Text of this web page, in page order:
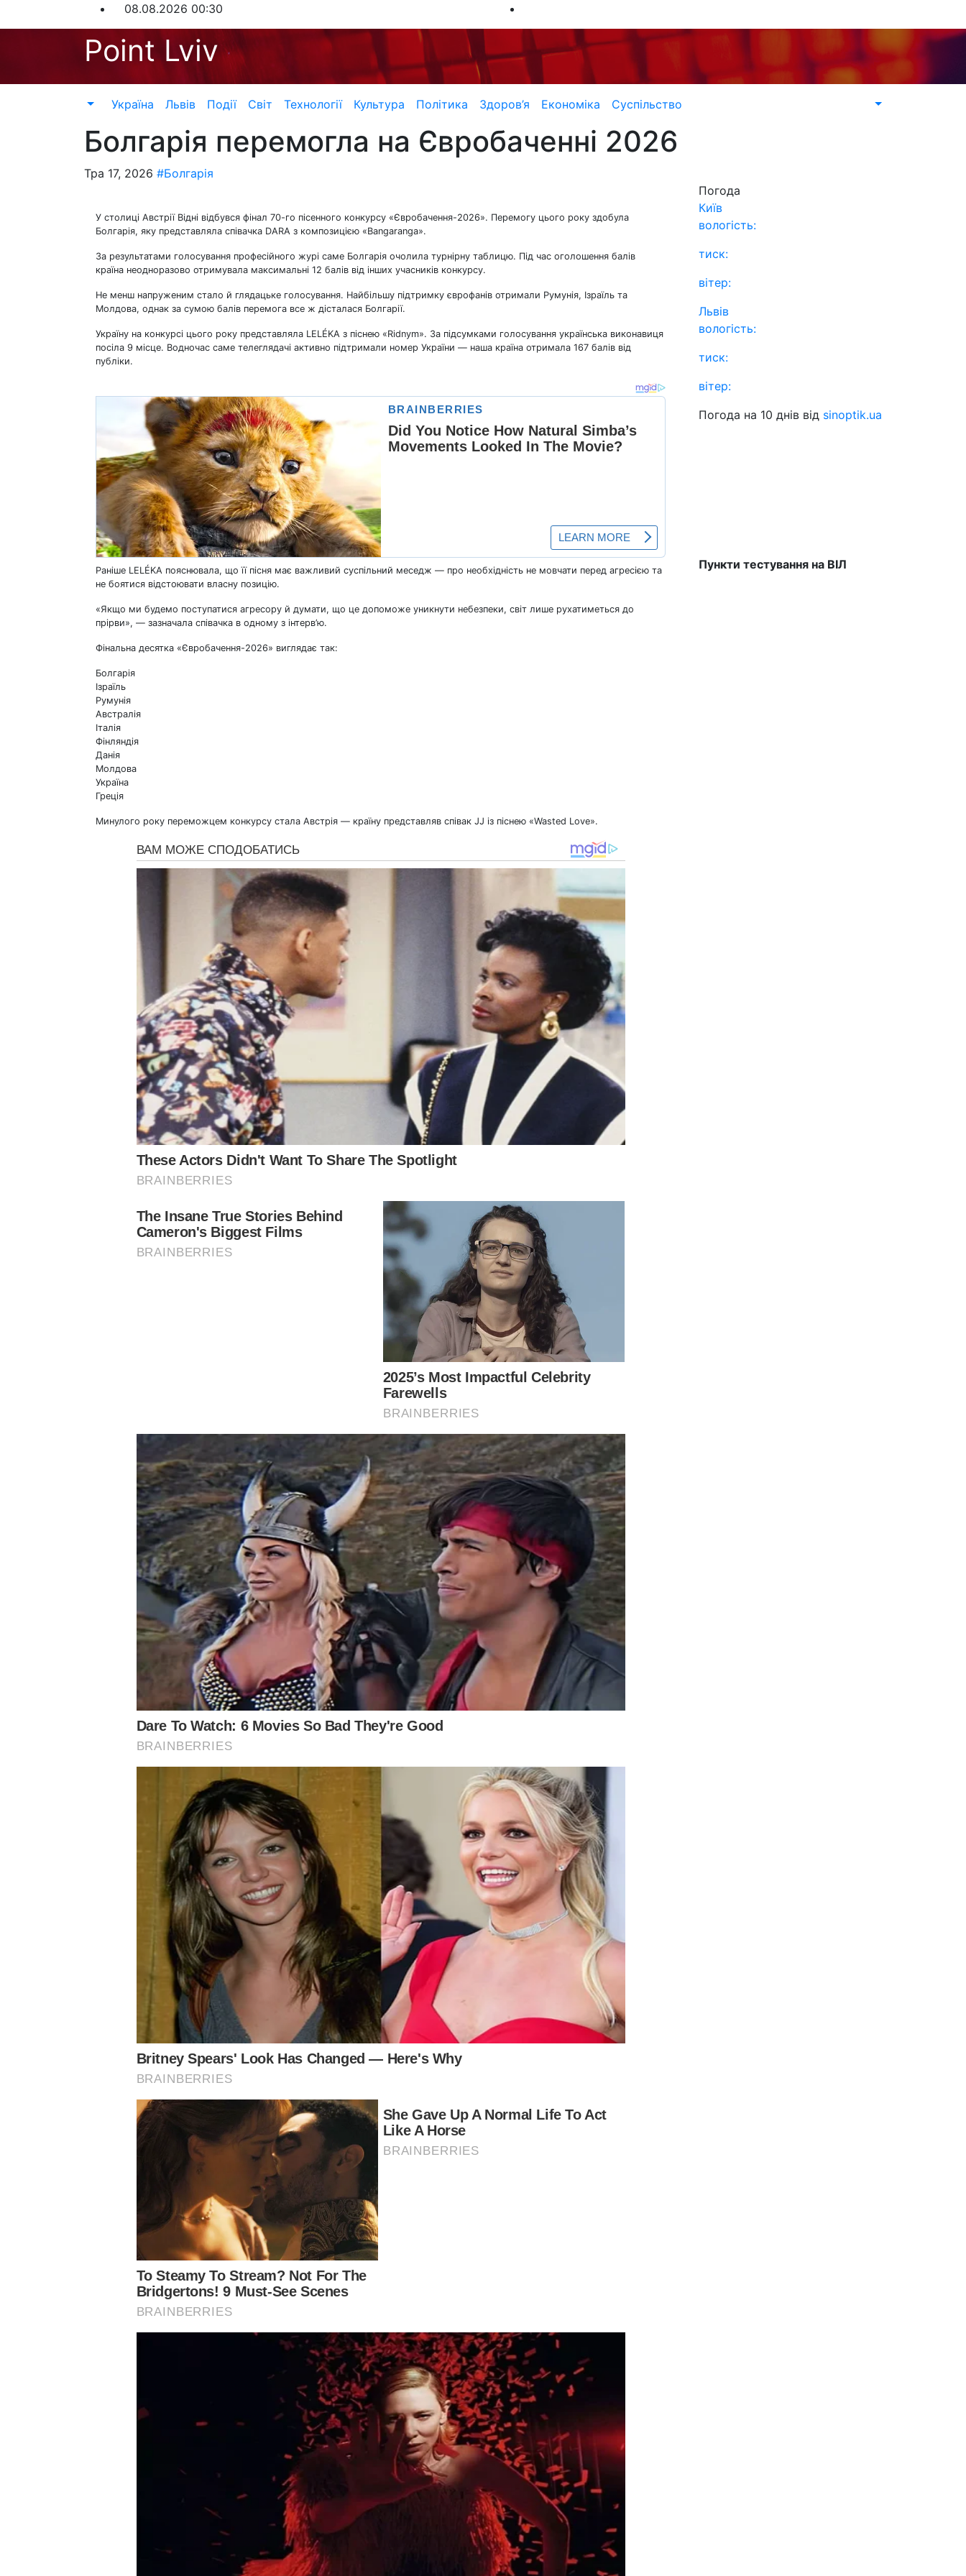
до
08.08.2026 00:30
Point Lviv
Україна Львів Події Світ Технології Культура Політика Здоров’я Економіка Суспільство
Болгарія перемогла на Євробаченні 2026
Тра 17, 2026 #Болгарія
У столиці Австрії Відні відбувся фінал 70-го пісенного конкурсу «Євробачення-2026». Перемогу цього року здобула
Болгарія, яку представляла співачка DARA з композицією «Bangaranga».
За результатами голосування професійного журі саме Болгарія очолила турнірну таблицю. Під час оголошення балів
країна неодноразово отримувала максимальні 12 балів від інших учасників конкурсу.
Не менш напруженим стало й глядацьке голосування. Найбільшу підтримку єврофанів отримали Румунія, Ізраїль та
Молдова, однак за сумою балів перемога все ж дісталася Болгарії.
Україну на конкурсі цього року представляла LELÉKA з піснею «Ridnym». За підсумками голосування українська виконавиця
посіла 9 місце. Водночас саме телеглядачі активно підтримали номер України — наша країна отримала 167 балів від
публіки.
Раніше LELÉKA пояснювала, що її пісня має важливий суспільний меседж — про необхідність не мовчати перед агресією та
не боятися відстоювати власну позицію.
«Якщо ми будемо поступатися агресору й думати, що це допоможе уникнути небезпеки, світ лише рухатиметься до
прірви», — зазначала співачка в одному з інтерв’ю.
Фінальна десятка «Євробачення-2026» виглядає так:
Болгарія
Ізраїль
Румунія
Австралія
Італія
Фінляндія
Данія
Молдова
Україна
Греція
Минулого року переможцем конкурсу стала Австрія — країну представляв співак JJ із піснею «Wasted Love».
Погода
Київ
вологість:
тиск:
вітер:
Львів
вологість:
тиск:
вітер:
Погода на 10 днів від sinoptik.ua
Пункти тестування на ВІЛ